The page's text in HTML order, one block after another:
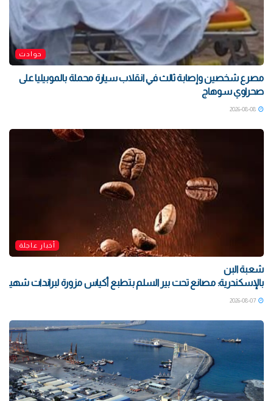
حوادث
مصرع شخصين وإصابة ثالث في انقلاب سيارة محملة بالموبيليا على
صحراوي سوهاج
أخبار عاجلة
شعبة البن
بالإسكندرية: مصانع تحت بير السلم بتطبع أكياس مزورة لبراندات شهيرة